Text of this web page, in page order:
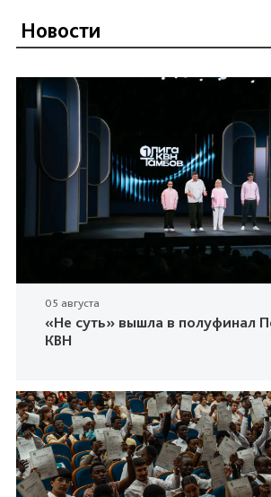
Новости
05 августа
«Не суть» вышла в полуфинал
КВН